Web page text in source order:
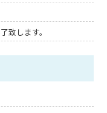
致します。